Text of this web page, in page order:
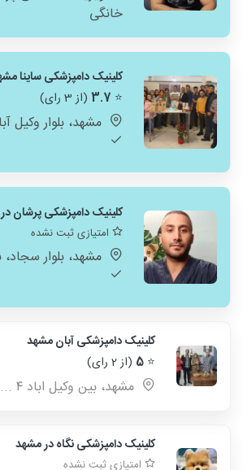
خانگی
کلینیک دامپزشکی ساینا
⭐
3.7 (از 3 رای)
مشهد، بلوار وکیل
کلینیک دامپزشکی پرشان
امتیازی ثبت نشده
مشهد، بلوار
کلینیک دامپزشکی آبان مشهد
⭐
5 (از 2 رای)
مشهد، بین وکیل اباد ۴ ...
کلینیک دامپزشکی نگاه در مشهد
امتیازی ثبت نشده